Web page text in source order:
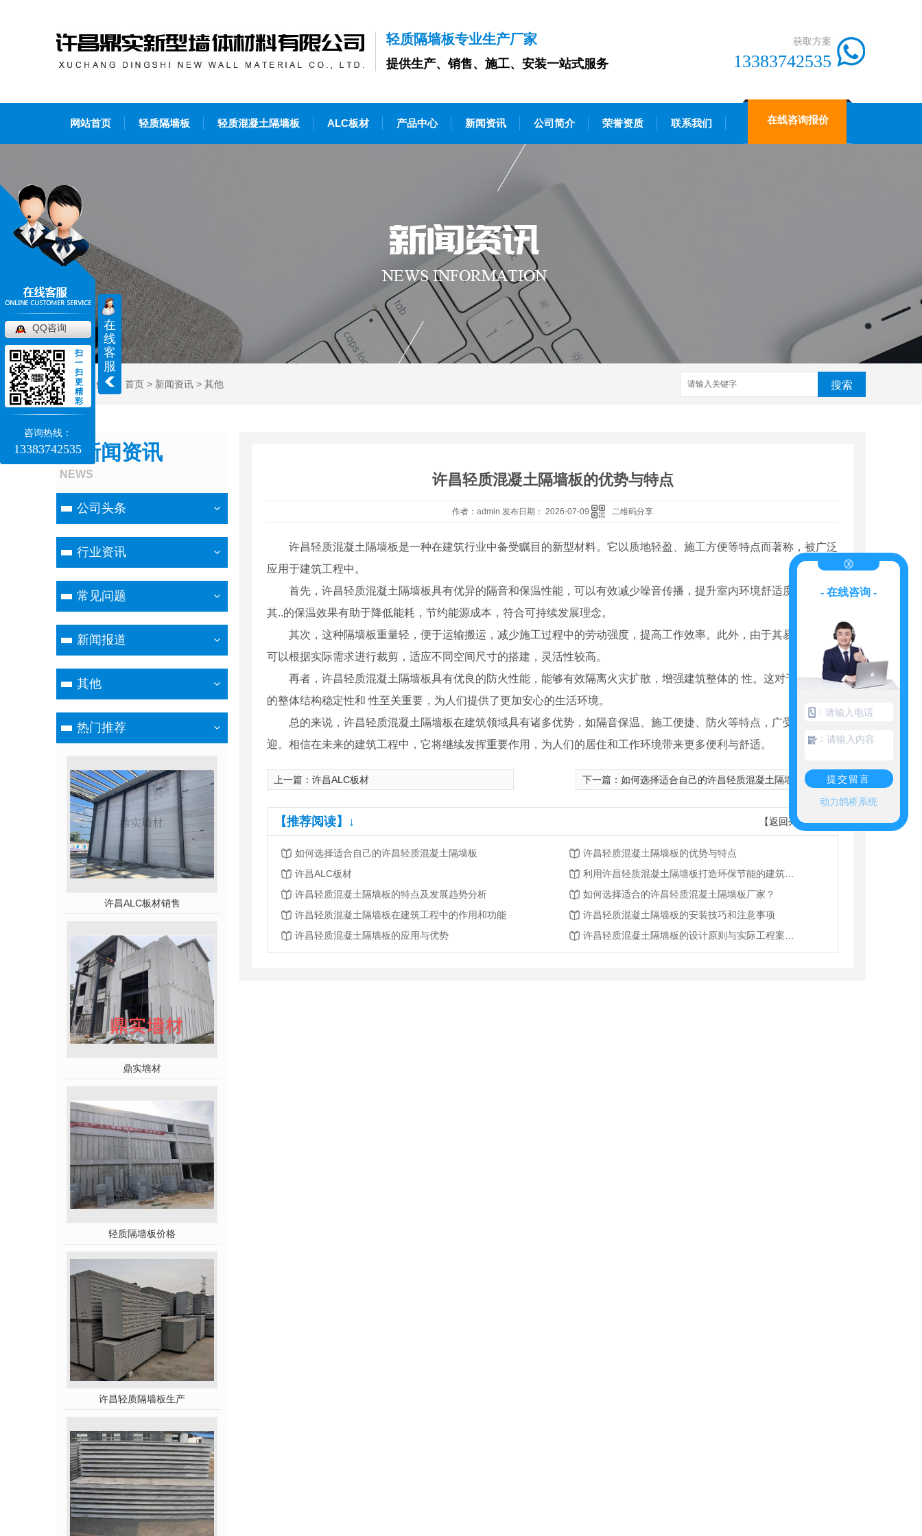
轻质隔墙板专业生产厂家
提供生产、销售、施工、安装一站式服务
获取方案
13383742535
网站首页 轻质隔墙板 轻质混凝土隔墙板 ALC板材 产品中心 新闻资讯 公司简介 荣誉资质 联系我们 在线咨询报价
当前位置： 首页 > 新闻资讯 > 其他 搜索
新闻资讯
NEWS
公司头条
行业资讯
常见问题
新闻报道
其他
热门推荐
许昌ALC板材销售
鼎实墙材
轻质隔墙板价格
许昌轻质隔墙板生产
许昌轻质混凝土隔墙板的优势与特点
作者：admin 发布日期： 2026-07-09 二维码分享
许昌轻质混凝土隔墙板是一种在建筑行业中备受瞩目的新型材料。它以质地轻盈、施工方便等特点而著称，被广泛
应用于建筑工程中。
首先，许昌轻质混凝土隔墙板具有优异的隔音和保温性能，可以有效减少噪音传播，提升室内环境舒适度。同时，
其..的保温效果有助于降低能耗，节约能源成本，符合可持续发展理念。
其次，这种隔墙板重量轻，便于运输搬运，减少施工过程中的劳动强度，提高工作效率。此外，由于其易加工性，
可以根据实际需求进行裁剪，适应不同空间尺寸的搭建，灵活性较高。
再者，许昌轻质混凝土隔墙板具有优良的防火性能，能够有效隔离火灾扩散，增强建筑整体的 性。这对于建筑物
的整体结构稳定性和 性至关重要，为人们提供了更加安心的生活环境。
总的来说，许昌轻质混凝土隔墙板在建筑领域具有诸多优势，如隔音保温、施工便捷、防火等特点，广受市场欢
迎。相信在未来的建筑工程中，它将继续发挥重要作用，为人们的居住和工作环境带来更多便利与舒适。
上一篇： 许昌ALC板材 下一篇： 如何选择适合自己的许昌轻质混凝土隔墙板
【返回列表】
【推荐阅读】↓
如何选择适合自己的许昌轻质混凝土隔墙板
许昌轻质混凝土隔墙板的优势与特点
许昌ALC板材
许昌轻质混凝土隔墙板的特点及发展趋势分析
如何选择适合的许昌轻质混凝土隔墙板厂家？
许昌轻质混凝土隔墙板在建筑工程中的作用和功能
许昌轻质混凝土隔墙板的安装技巧和注意事项
许昌轻质混凝土隔墙板的应用与优势
在
线
客
服
QQ咨询
扫
一
扫
更
精
彩
咨询热线：
13383742535
- 在线咨询 -
：
：
提交留言
动力鹊桥系统